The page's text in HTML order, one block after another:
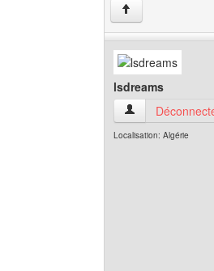
↑
lsdreams
lsdreams Voir le
Localisation: Algérie